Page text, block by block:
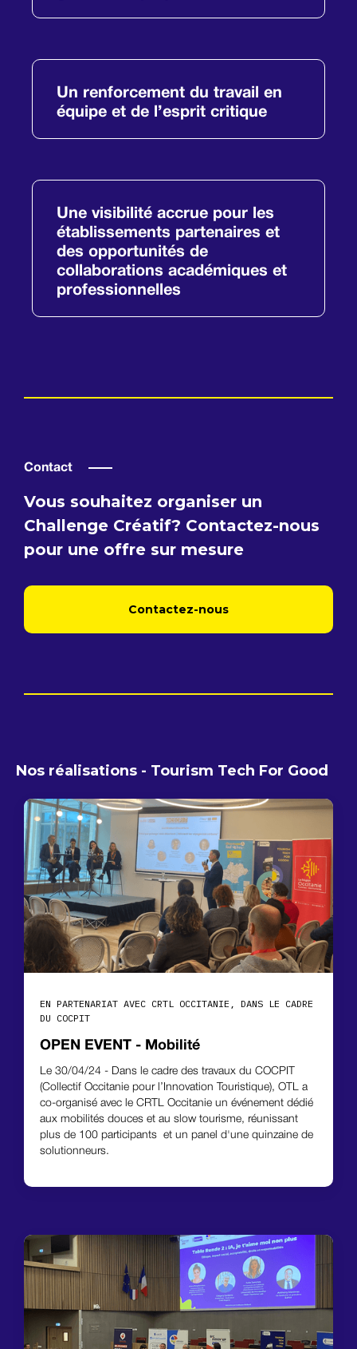
Un renforcement du travail en
équipe et de l’esprit critique
Une visibilité accrue pour les
établissements partenaires et
des opportunités de
collaborations académiques et
professionnelles
Contact
Vous souhaitez organiser un
Challenge Créatif? Contactez-nous
pour une offre sur mesure
Contactez-nous
Nos réalisations - Tourism Tech For Good
EN PARTENARIAT AVEC CRTL OCCITANIE, DANS LE CADRE
DU COCPIT
OPEN EVENT - Mobilité
Le 30/04/24 - Dans le cadre des travaux du COCPIT
(Collectif Occitanie pour l’Innovation Touristique), OTL a
co-organisé avec le CRTL Occitanie un événement dédié
aux mobilités douces et au slow tourisme, réunissant
plus de 100 participants et un panel d'une quinzaine de
solutionneurs.